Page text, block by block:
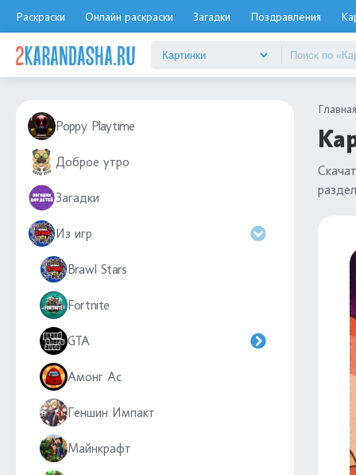
Раскраски Онлайн раскраски Загадки Поздравления
Poppy Playtime
Доброе утро
Загадки
Из игр
Brawl Stars
Fortnite
GTA
Амонг Ас
Геншин Импакт
Майнкрафт
Главная